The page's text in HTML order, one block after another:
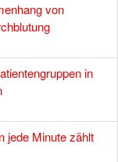
von
in
jede Minute zählt